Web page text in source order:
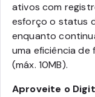
ativos com
esforço o status
enquanto
uma eficiência de
(máx. 10MB).
Aproveite o